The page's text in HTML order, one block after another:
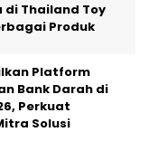
di Thailand Toy
Produk
Platform
Bank Darah di
Perkuat
Solusi